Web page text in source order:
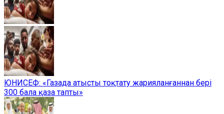
ЮНИСЕФ: «Газада атысты тоқтату жарияланғаннан бері
300 бала қаза тапты»